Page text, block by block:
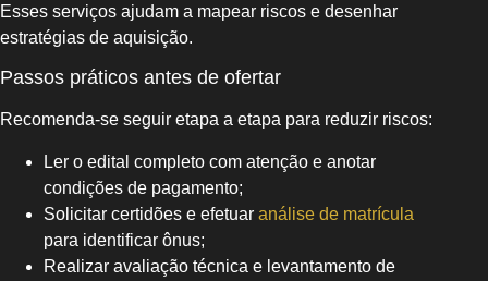
Esses serviços ajudam a mapear riscos e desenhar
estratégias de aquisição.
Passos práticos antes de ofertar
Recomenda-se seguir etapa a etapa para reduzir riscos:
Ler o edital completo com atenção e anotar
condições de pagamento;
Solicitar certidões e efetuar análise de matrícula
para identificar ônus;
Realizar avaliação técnica e levantamento de